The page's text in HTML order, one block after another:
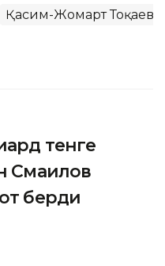
Қасим-Жомарт Тоқаев
тенге
Смаилов
берди